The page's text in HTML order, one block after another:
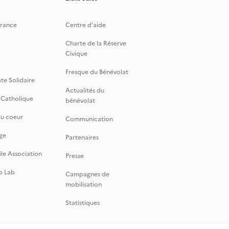
Solidaire
coeur
Association
Lab
Centre d'aide
Charte de la Réserve
Civique
Fresque du Bénévolat
Actualités du
bénévolat
Communication
Partenaires
Presse
Campagnes de
mobilisation
Statistiques